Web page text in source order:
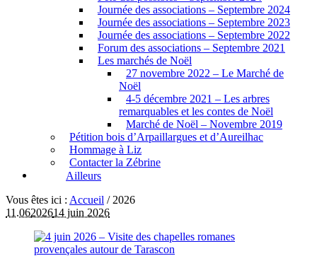
Journée des associations – Septembre 2024
Journée des associations – Septembre 2023
Journée des associations – Septembre 2022
Forum des associations – Septembre 2021
Les marchés de Noël
27 novembre 2022 – Le Marché de
Noël
4-5 décembre 2021 – Les arbres
remarquables et les contes de Noël
Marché de Noël – Novembre 2019
Pétition bois d’Arpaillargues et d’Aureilhac
Hommage à Liz
Contacter la Zébrine
Ailleurs
Vous êtes ici : Accueil / 2026
11.06202614 juin 2026